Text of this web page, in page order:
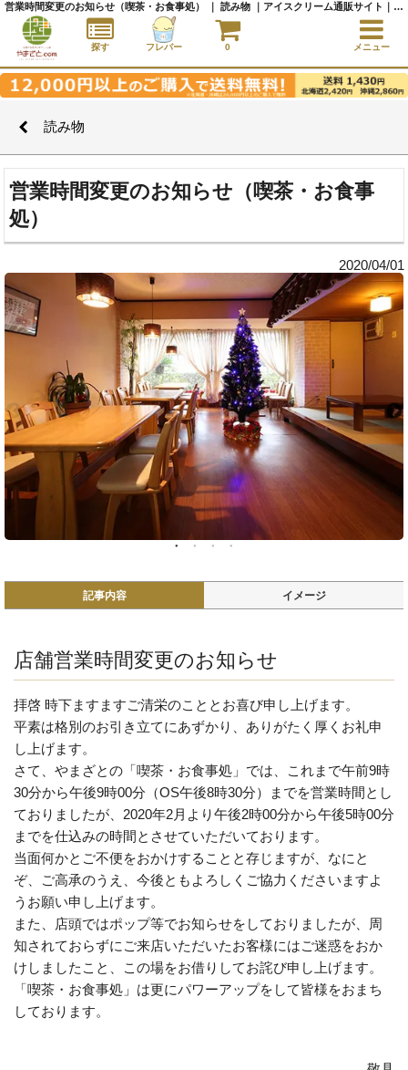
読み物
営業時間変更のお知らせ（喫茶・お食事
処）
2020/04/01
記事内容 イメージ
店舗営業時間変更のお知らせ
拝啓 時下ますますご清栄のこととお喜び申し上げます。
平素は格別のお引き立てにあずかり、ありがたく厚くお礼申
し上げます。
さて、やまざとの「喫茶・お食事処」では、これまで午前9時
30分から午後9時00分（OS午後8時30分）までを営業時間とし
ておりましたが、2020年2月より午後2時00分から午後5時00分
までを仕込みの時間とさせていただいております。
当面何かとご不便をおかけすることと存じますが、なにと
ぞ、ご高承のうえ、今後ともよろしくご協力くださいますよ
うお願い申し上げます。
また、店頭ではポップ等でお知らせをしておりましたが、周
知されておらずにご来店いただいたお客様にはご迷惑をおか
けしましたこと、この場をお借りしてお詫び申し上げます。
「喫茶・お食事処」は更にパワーアップをして皆様をおまち
しております。
営業時間変更のお知らせ（喫茶・お食事処） ｜ 読み物 ｜アイスクリーム通販サイト｜アイスクリームギフト│全国にご当地アイスをお届け - やまざと.com
探す フレバー 0 メニュー